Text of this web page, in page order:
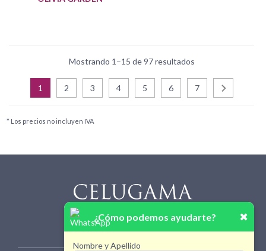
Mostrando 1–15 de 97 resultados
1 2 3 4 5 6 7
* Los precios no incluyen IVA
¿Cómo podemos ayudarte? ✖
Nombre y Apellido